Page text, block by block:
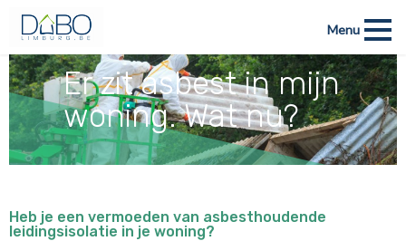
Menu
Er zit asbest in mijn
woning. Wat nu?
Heb je een vermoeden van asbesthoudende
leidingsisolatie in je woning?